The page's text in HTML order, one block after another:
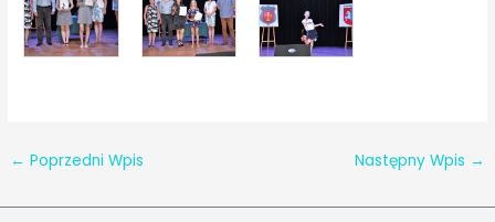
← Poprzedni Wpis Następny Wpis →